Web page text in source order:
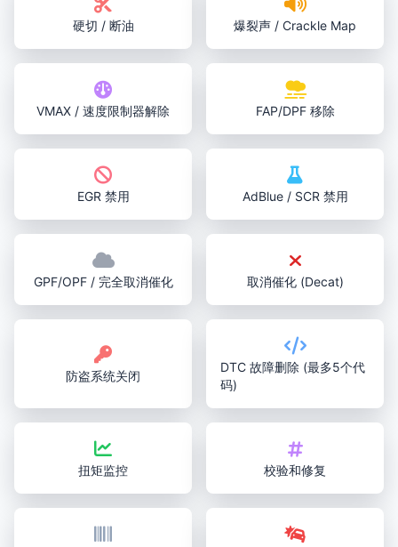
硬切 / 断油 爆裂声 / Crackle Map
VMAX / 速度限制器解除 FAP/DPF 移除
EGR 禁用 AdBlue / SCR 禁用
GPF/OPF / 完全取消催化 取消催化 (Decat)
防盗系统关闭
DTC 故障删除 (最多5个代
码)
扭矩监控 校验和修复